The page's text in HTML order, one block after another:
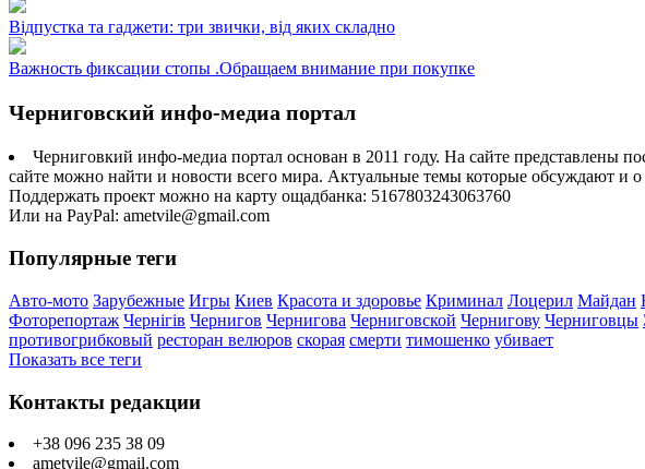
Відпустка та гаджети: три звички, від яких складно
Важность фиксации стопы .Обращаем внимание при покупке
Черниговский инфо-медиа портал
Черниговкий инфо-медиа портал основан в 2011 году. На сайте представлены
сайте можно найти и новости всего мира. Актуальные темы которые обсуждают и
Поддержать проект можно на карту ощадбанка: 5167803243063760
Или на PayPal: ametvile@gmail.com
Популярные теги
Авто-мото Зарубежные Игры Киев Красота и здоровье Криминал Лоцерил Майдан
Фоторепортаж Чернігів Чернигов Чернигова Черниговской Чернигову Черниговцы
противогрибковый ресторан велюров скорая смерти тимошенко убивает
Показать все теги
Контакты редакции
+38 096 235 38 09
ametvile@gmail.com